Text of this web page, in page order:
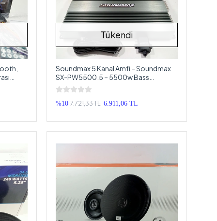
Tükendi
Soundmax 5 Kanal Amfi – Soundmax
SX-PW5500.5 – 5500w Bass
Kontrollü Oto Anfi
%10 7.721,33 TL 6.911,06 TL